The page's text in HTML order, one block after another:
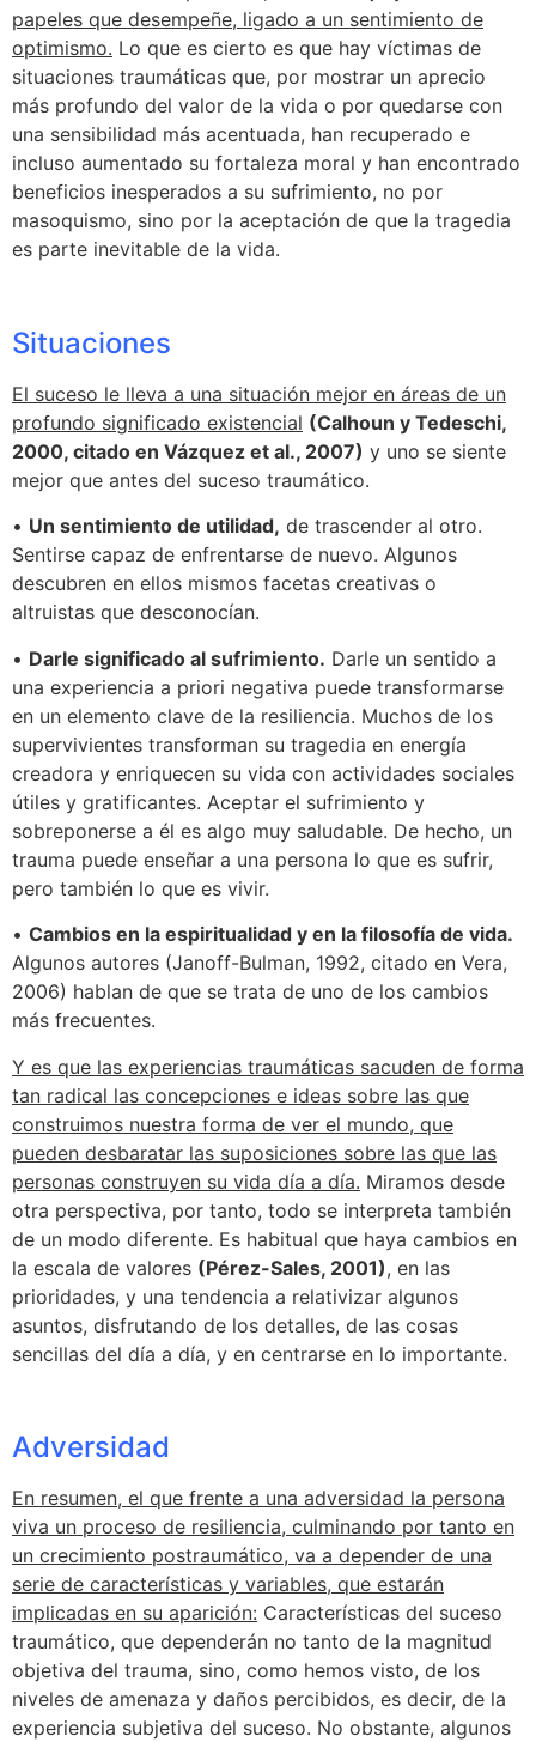
papeles que desempeñe, ligado a un sentimiento de
optimismo. Lo que es cierto es que hay víctimas de
situaciones traumáticas que, por mostrar un aprecio
más profundo del valor de la vida o por quedarse con
una sensibilidad más acentuada, han recuperado e
incluso aumentado su fortaleza moral y han encontrado
beneficios inesperados a su sufrimiento, no por
masoquismo, sino por la aceptación de que la tragedia
es parte inevitable de la vida.
Situaciones
El suceso le lleva a una situación mejor en áreas de un
profundo significado existencial (Calhoun y Tedeschi,
2000, citado en Vázquez et al., 2007) y uno se siente
mejor que antes del suceso traumático.
• Un sentimiento de utilidad, de trascender al otro.
Sentirse capaz de enfrentarse de nuevo. Algunos
descubren en ellos mismos facetas creativas o
altruistas que desconocían.
• Darle significado al sufrimiento. Darle un sentido a
una experiencia a priori negativa puede transformarse
en un elemento clave de la resiliencia. Muchos de los
supervivientes transforman su tragedia en energía
creadora y enriquecen su vida con actividades sociales
útiles y gratificantes. Aceptar el sufrimiento y
sobreponerse a él es algo muy saludable. De hecho, un
trauma puede enseñar a una persona lo que es sufrir,
pero también lo que es vivir.
• Cambios en la espiritualidad y en la filosofía de vida.
Algunos autores (Janoff-Bulman, 1992, citado en Vera,
2006) hablan de que se trata de uno de los cambios
más frecuentes.
Y es que las experiencias traumáticas sacuden de forma
tan radical las concepciones e ideas sobre las que
construimos nuestra forma de ver el mundo, que
pueden desbaratar las suposiciones sobre las que las
personas construyen su vida día a día. Miramos desde
otra perspectiva, por tanto, todo se interpreta también
de un modo diferente. Es habitual que haya cambios en
la escala de valores (Pérez-Sales, 2001), en las
prioridades, y una tendencia a relativizar algunos
asuntos, disfrutando de los detalles, de las cosas
sencillas del día a día, y en centrarse en lo importante.
Adversidad
En resumen, el que frente a una adversidad la persona
viva un proceso de resiliencia, culminando por tanto en
un crecimiento postraumático, va a depender de una
serie de características y variables, que estarán
implicadas en su aparición: Características del suceso
traumático, que dependerán no tanto de la magnitud
objetiva del trauma, sino, como hemos visto, de los
niveles de amenaza y daños percibidos, es decir, de la
experiencia subjetiva del suceso. No obstante, algunos